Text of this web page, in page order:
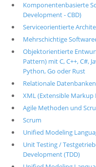
Komponentenbasierte
Development - CBD)
Serviceorientierte
Mehrschichtige
Objektorientierte
Pattern) mit C, C++, C#,
Python, Go oder Rust
Relationale
XML (Extensible Markup
Agile Methoden und
Scrum
Unified Modeling
Unit Testing /
Development (TDD)